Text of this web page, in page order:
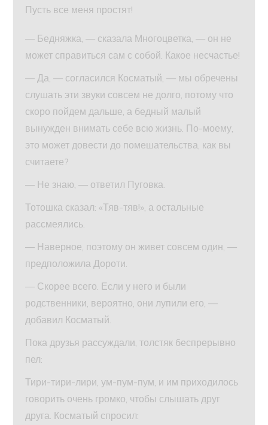
Пусть все меня простят!
— Бедняжка, — сказала Многоцветка, — он не
может справиться сам с собой. Какое несчастье!
— Да, — согласился Косматый, — мы обречены
слушать эти звуки совсем не долго, потому что
скоро пойдем дальше, а бедный малый
вынужден внимать себе всю жизнь. По-моему,
это может довести до помешательства, как вы
считаете?
— Не знаю, — ответил Пуговка.
Тотошка сказал: «Тяв-тяв!», а остальные
рассмеялись.
— Наверное, поэтому он живет совсем один, —
предположила Дороти.
— Скорее всего. Если у него и были
родственники, вероятно, они лупили его, —
добавил Косматый.
Пока друзья рассуждали, толстяк беспрерывно
пел:
Тири-тири-лири, ум-пум-пум, и им приходилось
говорить очень громко, чтобы слышать друг
друга. Косматый спросил: